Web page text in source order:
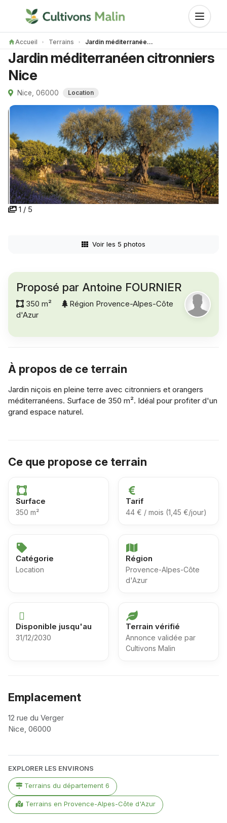
Accueil Terrains Jardin méditerranéen citronniers Nice
Jardin méditerranéen citronniers
Nice
Nice, 06000 Location
1 / 5
Voir les 5 photos
Proposé par Antoine FOURNIER
350 m²
Région Provence-Alpes-Côte
d'Azur
À propos de ce terrain
Jardin niçois en pleine terre avec citronniers et orangers
méditerranéens. Surface de 350 m². Idéal pour profiter d'un
grand espace naturel.
Ce que propose ce terrain
Surface
350 m²
Tarif
44 € / mois (1,45 €/jour)
Catégorie
Location
Région
Provence-Alpes-Côte
d'Azur
Disponible jusqu'au
31/12/2030
Terrain vérifié
Annonce validée par
Cultivons Malin
Emplacement
12 rue du Verger
Nice, 06000
+
−
EXPLORER LES ENVIRONS
Terrains du département 6
Terrains en Provence-Alpes-Côte d'Azur